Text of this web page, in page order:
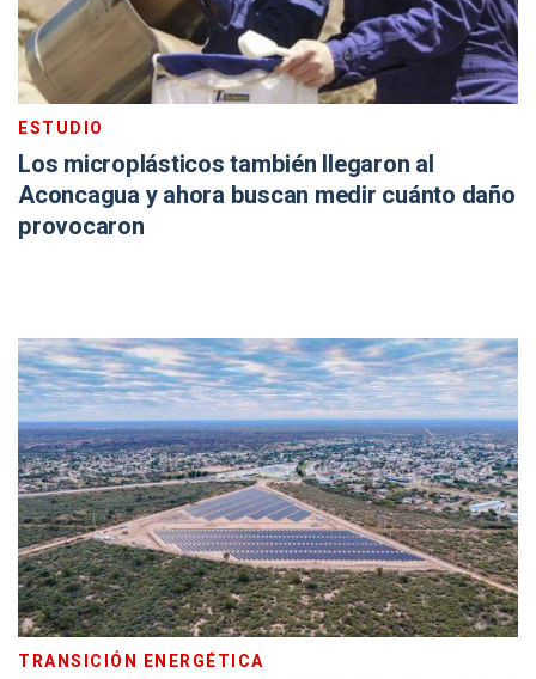
ESTUDIO
Los microplásticos también llegaron al
Aconcagua y ahora buscan medir cuánto daño
provocaron
TRANSICIÓN ENERGÉTICA